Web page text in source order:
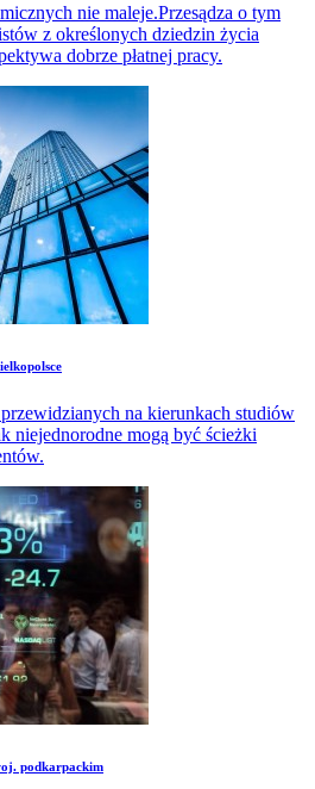
nie maleje.Przesądza o tym
z określonych dziedzin życia
dobrze płatnej pracy.
na kierunkach studiów
niejednorodne mogą być ścieżki
podkarpackim